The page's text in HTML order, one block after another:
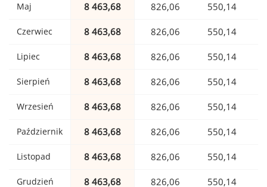
Maj 8 463,68 826,06 550,14
Czerwiec 8 463,68 826,06 550,14
Lipiec 8 463,68 826,06 550,14
Sierpień 8 463,68 826,06 550,14
Wrzesień 8 463,68 826,06 550,14
Październik 8 463,68 826,06 550,14
Listopad 8 463,68 826,06 550,14
Grudzień 8 463,68 826,06 550,14